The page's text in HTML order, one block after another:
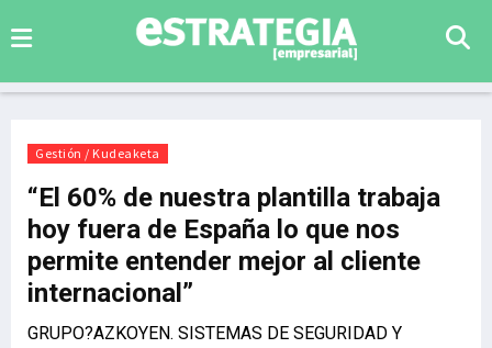
Gestión / Kudeaketa
“El 60% de nuestra plantilla trabaja
hoy fuera de España lo que nos
permite entender mejor al cliente
internacional”
GRUPO?AZKOYEN. SISTEMAS DE SEGURIDAD Y